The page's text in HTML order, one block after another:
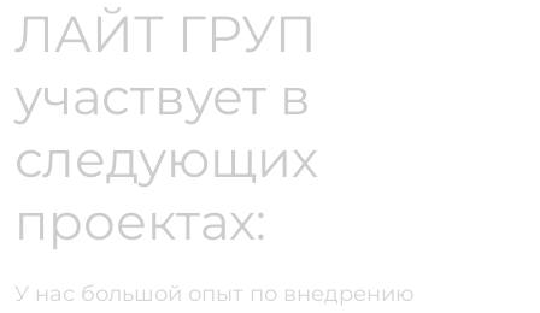
ЛАЙТ ГРУП
участвует в
следующих
проектах:
У нас большой опыт по внедрению